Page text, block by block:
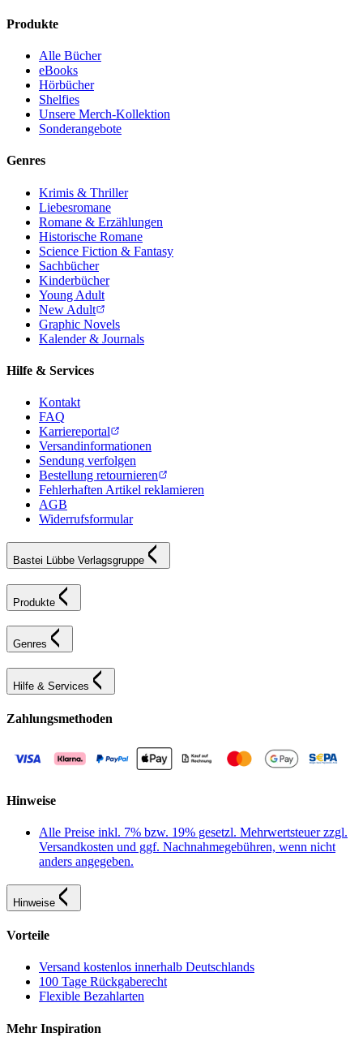
Produkte
Alle Bücher
eBooks
Hörbücher
Shelfies
Unsere Merch-Kollektion
Sonderangebote
Genres
Krimis & Thriller
Liebesromane
Romane & Erzählungen
Historische Romane
Science Fiction & Fantasy
Sachbücher
Kinderbücher
Young Adult
New Adult
Graphic Novels
Kalender & Journals
Hilfe & Services
Kontakt
FAQ
Karriereportal
Versandinformationen
Sendung verfolgen
Bestellung retournieren
Fehlerhaften Artikel reklamieren
AGB
Widerrufsformular
Bastei Lübbe Verlagsgruppe
Produkte
Genres
Hilfe & Services
Zahlungsmethoden
Hinweise
Alle Preise inkl. 7% bzw. 19% gesetzl. Mehrwertsteuer zzgl.
Versandkosten und ggf. Nachnahmegebühren, wenn nicht
anders angegeben.
Hinweise
Vorteile
Versand kostenlos innerhalb Deutschlands
100 Tage Rückgaberecht
Flexible Bezahlarten
Mehr Inspiration